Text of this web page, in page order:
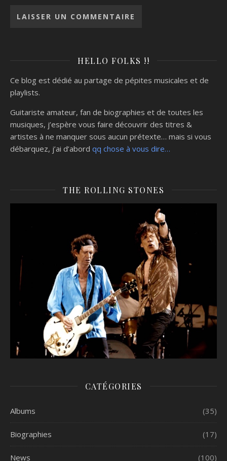
HELLO FOLKS !!
Ce blog est dédié au partage de pépites musicales et de
playlists.
Guitariste amateur, fan de biographies et de toutes les
musiques, j’espère vous faire découvrir des titres &
artistes à ne manquer sous aucun prétexte… mais si vous
débarquez, j’ai d’abord qq chose à vous dire…
THE ROLLING STONES
CATÉGORIES
Albums (35)
Biographies (17)
News (100)